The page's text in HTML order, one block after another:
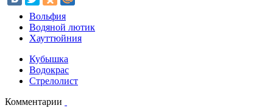
Вольфия
Водяной лютик
Хауттюйния
Кубышка
Водокрас
Стрелолист
Комментарии